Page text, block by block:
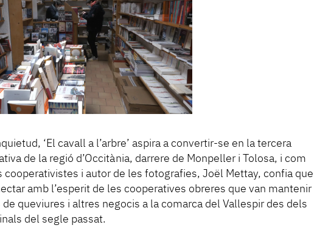
‘El cavall a l’arbre’ aspira a convertir-se en la tercera
de la regió d’Occitània, darrere de Monpeller i Tolosa, i com
cooperativistes i autor de les fotografies, Joël Mettay, confia que
amb l’esperit de les cooperatives obreres que van mantenir
queviures i altres negocis a la comarca del Vallespir des dels
del segle passat.